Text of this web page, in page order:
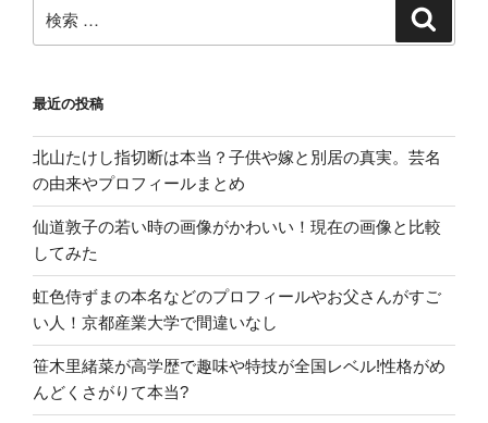
索:
最近の投稿
北山たけし指切断は本当？子供や嫁と別居の真実。芸名
の由来やプロフィールまとめ
仙道敦子の若い時の画像がかわいい！現在の画像と比較
してみた
虹色侍ずまの本名などのプロフィールやお父さんがすご
い人！京都産業大学で間違いなし
笹木里緒菜が高学歴で趣味や特技が全国レベル!性格がめ
んどくさがりて本当?